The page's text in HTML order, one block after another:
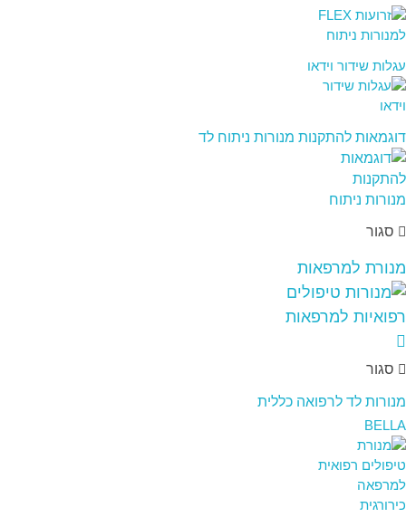
עגלות שידור וידאו
דוגמאות להתקנות מנורות ניתוח לד
סגור
מנורת למרפאות
סגור
מנורות לד לרפואה כללית
BELLA